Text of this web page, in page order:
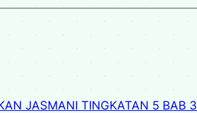
JASMANI TINGKATAN 5 BAB 3